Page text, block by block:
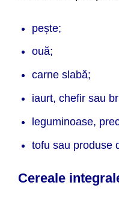
pește;
ouă;
carne slabă;
iaurt, chefir sau
leguminoase,
tofu sau produse
Cereale